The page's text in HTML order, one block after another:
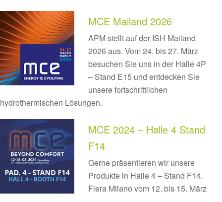
MCE Mailand 2026
APM stellt auf der ISH Mailand
2026 aus. Vom 24. bis 27. März
besuchen Sie uns in der Halle 4P
– Stand E15 und entdecken Sie
unsere fortschrittlichen
hydrothermischen Lösungen.
MCE 2024 – Halle 4 Stand
F14
Gerne präsentieren wir unsere
Produkte in Halle 4 – Stand F14.
Fiera Milano vom 12. bis 15. März